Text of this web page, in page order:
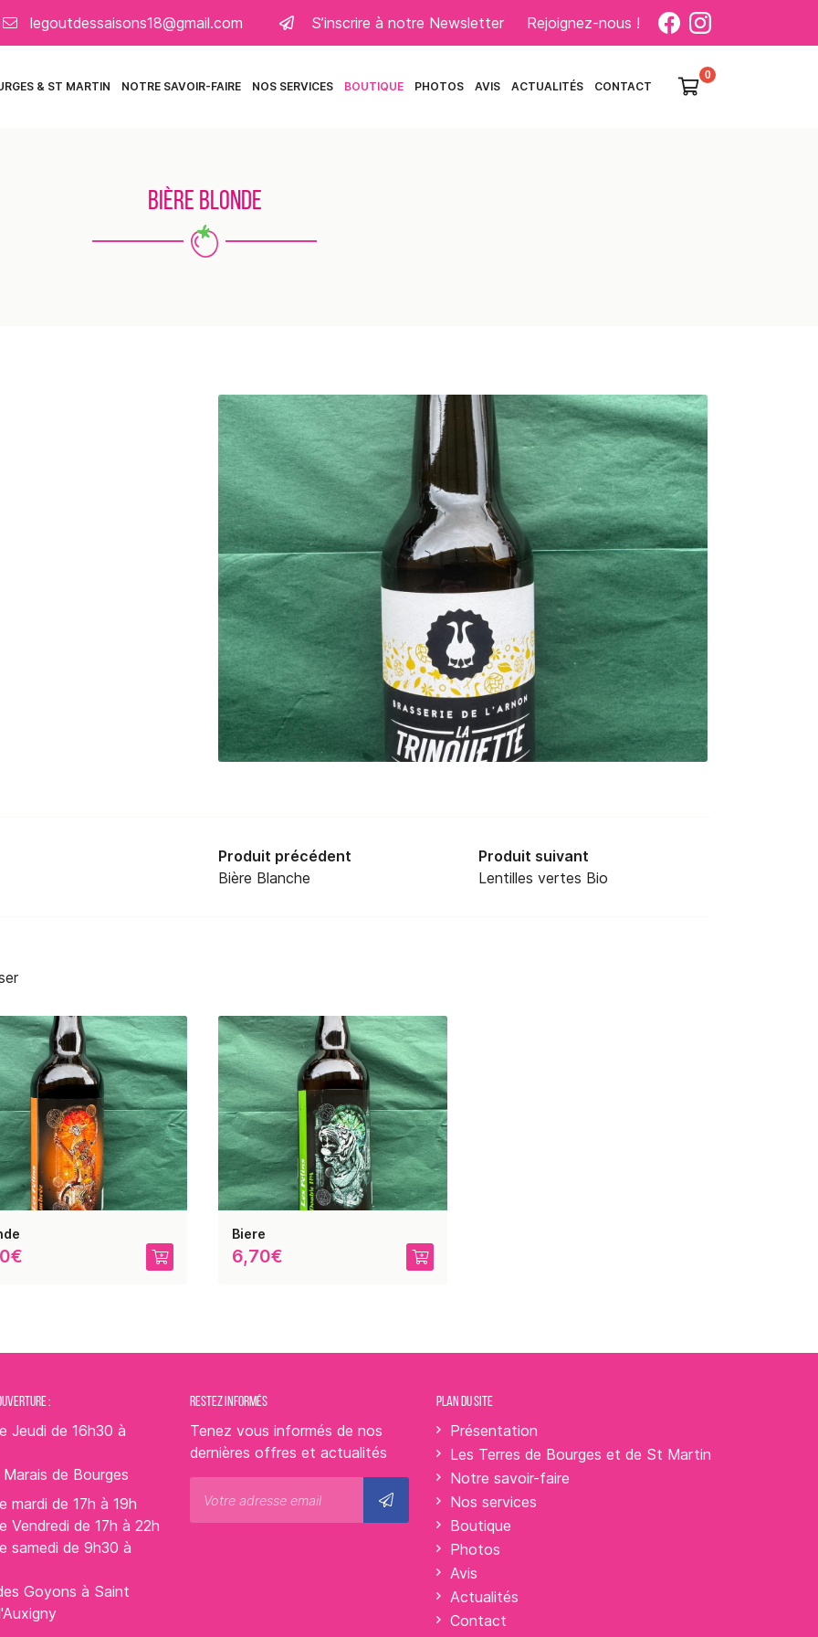
S’inscrire à notre Newsletter Rejoignez-nous !
& ST MARTIN NOTRE SAVOIR-FAIRE NOS SERVICES BOUTIQUE PHOTOS AVIS ACTUALITÉS CONTACT 
0€
VALIDER VOTRE PANIER
BIÈRE BLONDE
Produit précédent
Bière Blanche
Produit suivant
Lentilles vertes Bio
Biere
6,70€
:
Jeudi de 16h30 à
de Bourges
mardi de 17h à 19h
Vendredi de 17h à 22h
samedi de 9h30 à
Goyons à Saint
RESTEZ INFORMÉS
Tenez vous informés de nos
dernières offres et actualités
PLAN DU SITE
Présentation
Les Terres de Bourges et de St Martin
Notre savoir-faire
Nos services
Boutique
Photos
Avis
Actualités
Contact